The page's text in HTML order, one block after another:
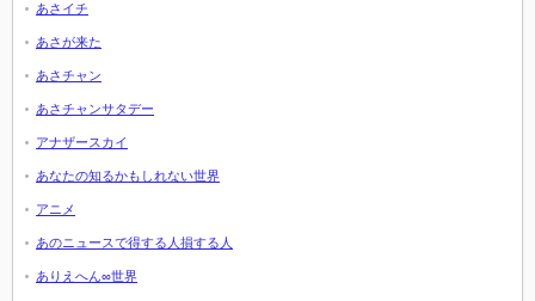
あさイチ
あさが来た
あさチャン
あさチャンサタデー
アナザースカイ
あなたの知るかもしれない世界
アニメ
あのニュースで得する人損する人
ありえへん∞世界